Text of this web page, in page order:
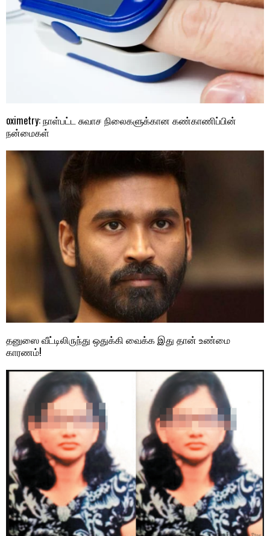
oximetry: நாள்பட்ட சுவாச நிலைகளுக்கான கண்காணிப்பின்
நன்மைகள்
தனுஸை வீட்டிலிருந்து ஒதுக்கி வைக்க இது தான் உண்மை
காரணம்!